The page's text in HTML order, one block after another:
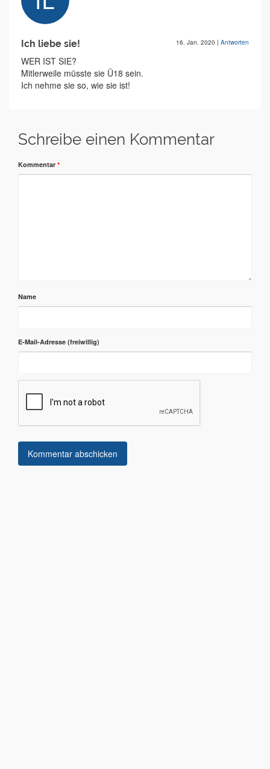
Ich liebe sie! 16. Jan. 2020 | Antworten
WER IST SIE?
Mitlerweile müsste sie Ü18 sein.
Ich nehme sie so, wie sie ist!
Schreibe einen Kommentar
Kommentar *
Name
E-Mail-Adresse